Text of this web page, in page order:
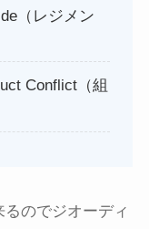
（レジメン
Conflict（組
のでジオーディ